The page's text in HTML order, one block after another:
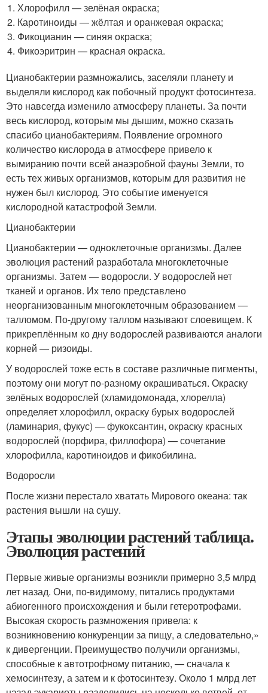
Хлорофилл — зелёная окраска;
Каротиноиды — жёлтая и оранжевая окраска;
Фикоцианин — синяя окраска;
Фикоэритрин — красная окраска.
Цианобактерии размножались, заселяли планету и
выделяли кислород как побочный продукт фотосинтеза.
Это навсегда изменило атмосферу планеты. За почти
весь кислород, которым мы дышим, можно сказать
спасибо цианобактериям. Появление огромного
количество кислорода в атмосфере привело к
вымиранию почти всей анаэробной фауны Земли, то
есть тех живых организмов, которым для развития не
нужен был кислород. Это событие именуется
кислородной катастрофой Земли.
Цианобактерии
Цианобактерии — одноклеточные организмы. Далее
эволюция растений разработала многоклеточные
организмы. Затем — водоросли. У водорослей нет
тканей и органов. Их тело представлено
неорганизованным многоклеточным образованием —
талломом. По-другому таллом называют слоевищем. К
прикреплённым ко дну водорослей развиваются аналоги
корней — ризоиды.
У водорослей тоже есть в составе различные пигменты,
поэтому они могут по-разному окрашиваться. Окраску
зелёных водорослей (хламидомонада, хлорелла)
определяет хлорофилл, окраску бурых водорослей
(ламинария, фукус) — фукоксантин, окраску красных
водорослей (порфира, филлофора) — сочетание
хлорофилла, каротиноидов и фикобилина.
Водоросли
После жизни перестало хватать Мирового океана: так
растения вышли на сушу.
Этапы эволюции растений таблица.
Эволюция растений
Первые живые организмы возникли примерно 3,5 млрд
лет назад. Они, по-видимому, питались продуктами
абиогенного происхождения и были гетеротрофами.
Высокая скорость размножения привела: к
возникновению конкуренции за пищу, а следовательно,»
к дивергенции. Преимущество получили организмы,
способные к автотрофному питанию, — сначала к
хемосинтезу, а затем и к фотосинтезу. Около 1 млрд лет